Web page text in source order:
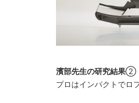
濱部先生の研究結果②
プロはインパクトでロ